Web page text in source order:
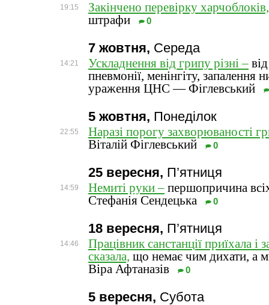
19:15
Закінчено перевірку харчоблоків,
штрафи
0
7 жовтня, Середа
14:21 Ускладнення від грипу різні –
пневмонії, менінгіту, запалення
ураження ЦНС — Фіглевський
5 жовтня, Понеділок
22:55
Наразі порогу захворюваності
Віталій Фіглевський
0
25 вересня, П’ятниця
14:59 Немиті руки – першопричина
Стефанія Сендецька
0
18 вересня, П’ятниця
14:46
Працівник санстанції приїхала і
сказала, що немає чим дихати, а
Віра Афтаназів
0
5 вересня, Субота